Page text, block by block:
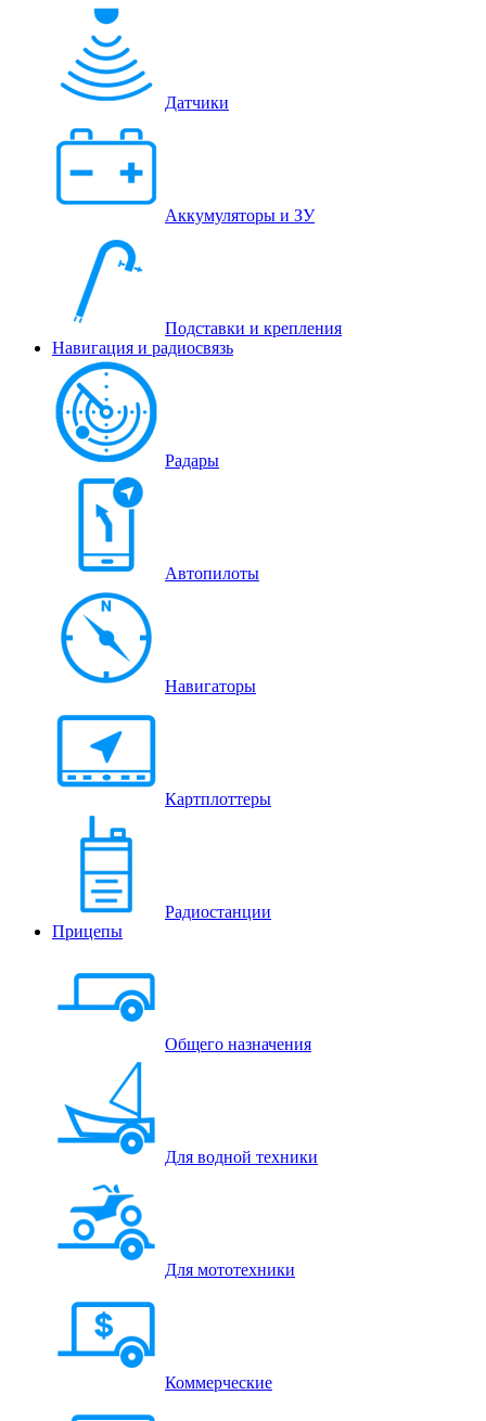
Датчики
Аккумуляторы и ЗУ
Подставки и крепления
Навигация и радиосвязь
Радары
Автопилоты
Навигаторы
Картплоттеры
Радиостанции
Прицепы
Общего назначения
Для водной техники
Для мототехники
Коммерческие